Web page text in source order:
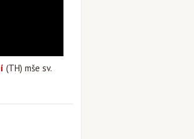
(TH) mše sv.